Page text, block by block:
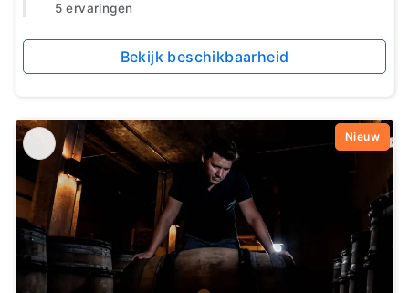
5 ervaringen
Bekijk beschikbaarheid
Nieuw